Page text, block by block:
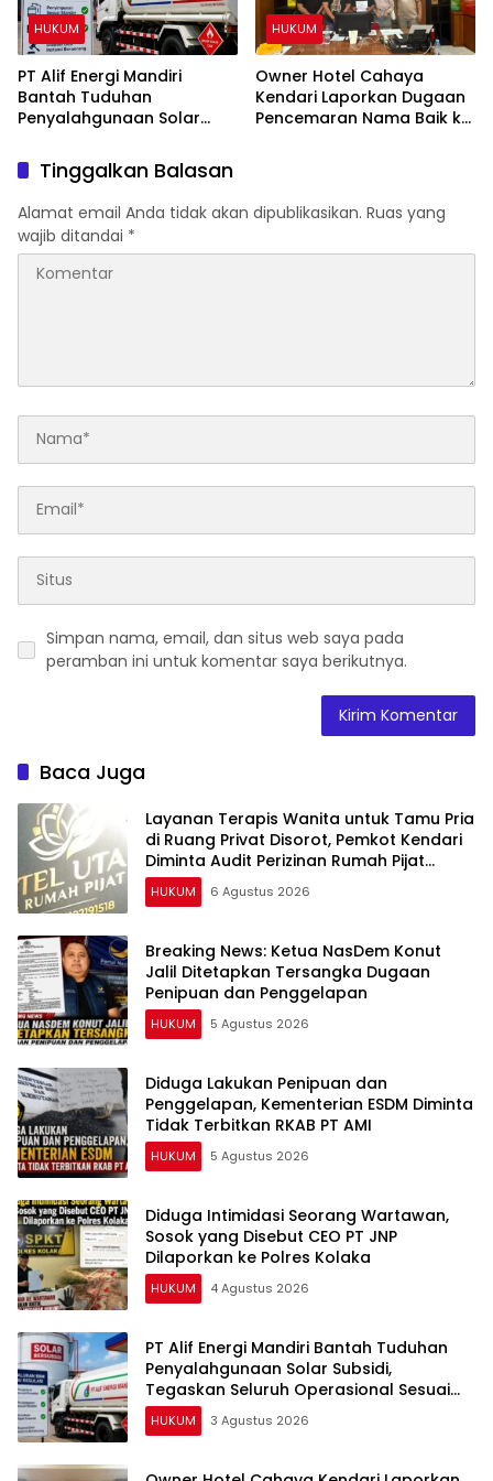
HUKUM
PT Alif Energi Mandiri
Bantah Tuduhan
Penyalahgunaan Solar
Operasional Sesuai
Regulasi
HUKUM
Owner Hotel Cahaya
Kendari Laporkan Dugaan
Pencemaran Nama Baik ke
Tinggalkan Balasan
Alamat email Anda tidak akan dipublikasikan. Ruas yang
wajib ditandai *
Simpan nama, email, dan situs web saya pada
peramban ini untuk komentar saya berikutnya.
Baca Juga
Layanan Terapis Wanita untuk Tamu Pria
di Ruang Privat Disorot, Pemkot Kendari
Diminta Audit Perizinan Rumah Pijat
Utami
HUKUM 6 Agustus 2026
Breaking News: Ketua NasDem Konut
Jalil Ditetapkan Tersangka Dugaan
Penipuan dan Penggelapan
HUKUM 5 Agustus 2026
Diduga Lakukan Penipuan dan
Penggelapan, Kementerian ESDM Diminta
Tidak Terbitkan RKAB PT AMI
HUKUM 5 Agustus 2026
Diduga Intimidasi Seorang Wartawan,
Sosok yang Disebut CEO PT JNP
Dilaporkan ke Polres Kolaka
HUKUM 4 Agustus 2026
PT Alif Energi Mandiri Bantah Tuduhan
Penyalahgunaan Solar Subsidi,
Tegaskan Seluruh Operasional Sesuai
Regulasi
HUKUM 3 Agustus 2026